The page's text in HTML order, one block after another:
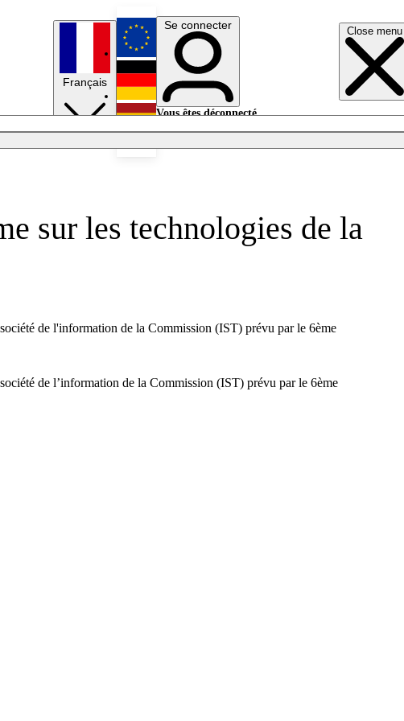
Close menu
Français
English
Deutsch
Se connecter
Vous êtes déconnecté.
sur les technologies de la
de l'information de la Commission (IST) prévu par le 6ème
de l’information de la Commission (IST) prévu par le 6ème